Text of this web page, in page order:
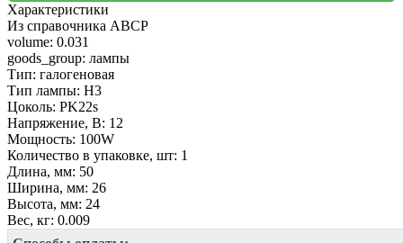
Характеристики
Из справочника ABCP
volume: 0.031
goods_group: лампы
Тип: галогеновая
Тип лампы: H3
Цоколь: PK22s
Напряжение, В: 12
Мощность: 100W
Количество в упаковке, шт: 1
Длина, мм: 50
Ширина, мм: 26
Высота, мм: 24
Вес, кг: 0.009